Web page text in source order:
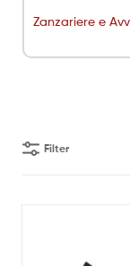
Zanzariere e
Filter